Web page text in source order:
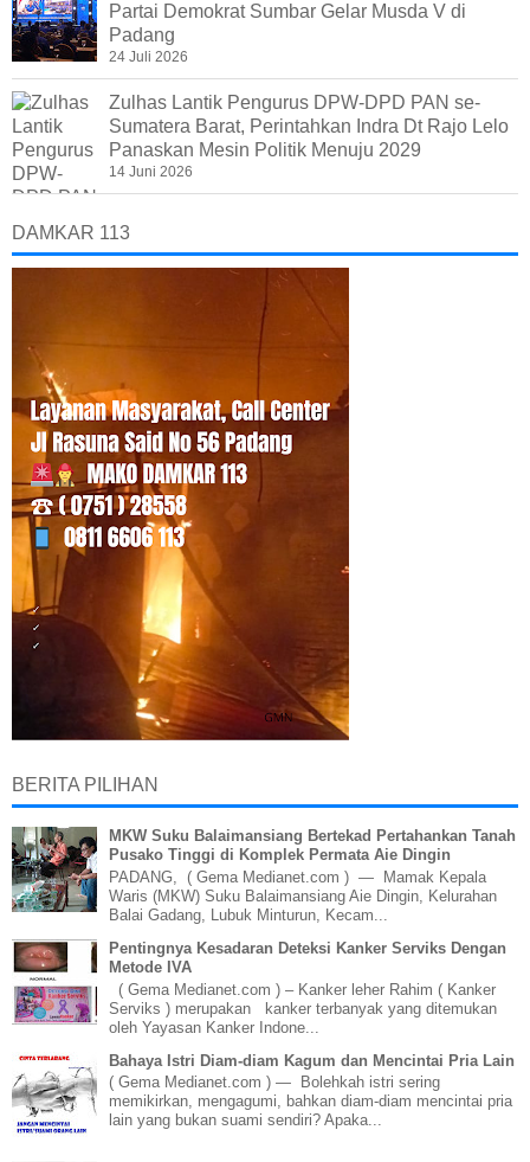
Partai Demokrat Sumbar Gelar Musda V di
Padang
24 Juli 2026
Zulhas Lantik Pengurus DPW-DPD PAN se-
Sumatera Barat, Perintahkan Indra Dt Rajo Lelo
Panaskan Mesin Politik Menuju 2029
14 Juni 2026
DAMKAR 113
BERITA PILIHAN
MKW Suku Balaimansiang Bertekad Pertahankan Tanah
Pusako Tinggi di Komplek Permata Aie Dingin
PADANG, ( Gema Medianet.com ) — Mamak Kepala
Waris (MKW) Suku Balaimansiang Aie Dingin, Kelurahan
Balai Gadang, Lubuk Minturun, Kecam...
Pentingnya Kesadaran Deteksi Kanker Serviks Dengan
Metode IVA
( Gema Medianet.com ) – Kanker leher Rahim ( Kanker
Serviks ) merupakan kanker terbanyak yang ditemukan
oleh Yayasan Kanker Indone...
Bahaya Istri Diam-diam Kagum dan Mencintai Pria Lain
( Gema Medianet.com ) — Bolehkah istri sering
memikirkan, mengagumi, bahkan diam-diam mencintai pria
lain yang bukan suami sendiri? Apaka...